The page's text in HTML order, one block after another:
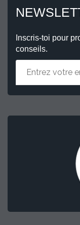
Inscris-toi pour
conseils.